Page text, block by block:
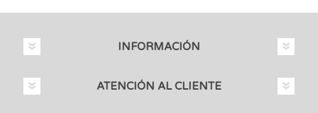
INFORMACIÓN
ATENCIÓN AL CLIENTE